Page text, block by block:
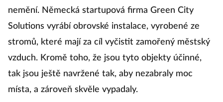
nemění. Německá startupová firma Green City
Solutions vyrábí obrovské instalace, vyrobené ze
stromů, které mají za cíl vyčistit zamořený městský
vzduch. Kromě toho, že jsou tyto objekty účinné,
tak jsou ještě navržené tak, aby nezabraly moc
místa, a zároveň skvěle vypadaly.